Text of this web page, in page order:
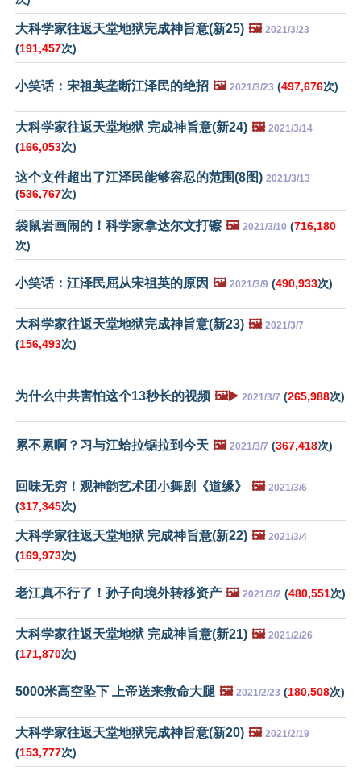
大科学家往返天堂地狱完成神旨意(新25) 🖼️ 2021/3/23
(191,457次)
小笑话：宋祖英垄断江泽民的绝招 🖼️ 2021/3/23 (497,676次)
大科学家往返天堂地狱 完成神旨意(新24) 🖼️ 2021/3/14
(166,053次)
这个文件超出了江泽民能够容忍的范围(8图) 2021/3/13
(536,767次)
袋鼠岩画闹的！科学家拿达尔文打镲 🖼️ 2021/3/10 (716,180
次)
小笑话：江泽民屈从宋祖英的原因 🖼️ 2021/3/9 (490,933次)
大科学家往返天堂地狱完成神旨意(新23) 🖼️ 2021/3/7
(156,493次)
为什么中共害怕这个13秒长的视频 🖼️▶️ 2021/3/7 (265,988次)
累不累啊？习与江蛤拉锯拉到今天 🖼️ 2021/3/7 (367,418次)
回味无穷！观神韵艺术团小舞剧《道缘》 🖼️ 2021/3/6
(317,345次)
大科学家往返天堂地狱 完成神旨意(新22) 🖼️ 2021/3/4
(169,973次)
老江真不行了！孙子向境外转移资产 🖼️ 2021/3/2 (480,551次)
大科学家往返天堂地狱 完成神旨意(新21) 🖼️ 2021/2/26
(171,870次)
5000米高空坠下 上帝送来救命大腿 🖼️ 2021/2/23 (180,508次)
大科学家往返天堂地狱完成神旨意(新20) 🖼️ 2021/2/19
(153,777次)